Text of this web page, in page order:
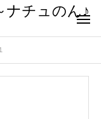
ナチュのん♪